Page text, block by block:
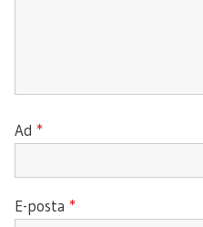
Ad *
E-posta *